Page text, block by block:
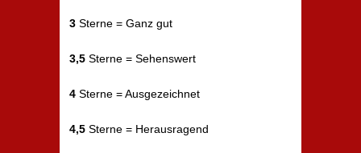
3 Sterne = Ganz gut
3,5 Sterne = Sehenswert
4 Sterne = Ausgezeichnet
4,5 Sterne = Herausragend